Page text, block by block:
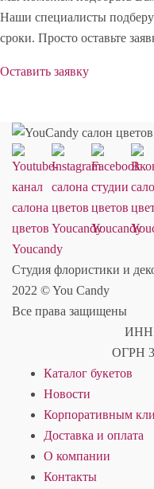
Наши специалисты
сроки. Просто оставьте
Оставить заявку
Студия флористики и
2022 © You Candy
Все права защищены
ИНН
ОГРН
Каталог букетов
Новости
Корпоративным
Доставка и оплата
О компании
Контакты